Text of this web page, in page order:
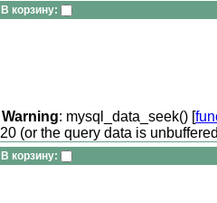
В корзину:
Warning: mysql_data_seek() [
20 (or the query data is
В корзину: